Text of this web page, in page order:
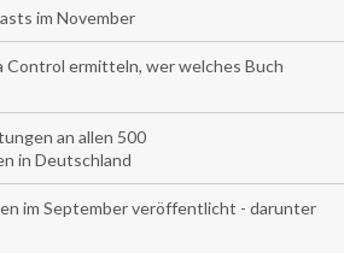
im November
Control ermitteln, wer welches Buch
an allen 500
in Deutschland
im September veröffentlicht - darunter